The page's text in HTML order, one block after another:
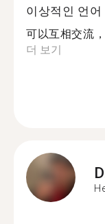
이상적인 언어
可以互相交流
더 보기